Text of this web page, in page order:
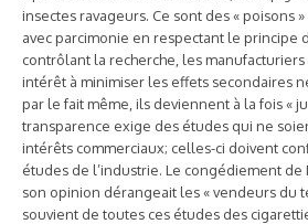
insectes ravageurs. Ce sont des « poisons
avec parcimonie en respectant le principe
contrôlant la recherche, les
intérêt à minimiser les effets secondaires
par le fait même, ils deviennent à la fois «
transparence exige des études qui ne
intérêts commerciaux; celles-ci doivent
études de l’industrie. Le congédiement
son opinion dérangeait les « vendeurs du
souvient de toutes ces études des